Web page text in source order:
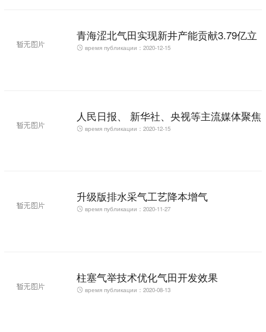
青海涩北气田实现新井产能贡献3.79亿立
方米
время публикации：2020-12-15
人民日报、 新华社、央视等主流媒体聚焦
报道西南油气田公司建成300亿战略大气
время публикации：2020-12-15
升级版排水采气工艺降本增气
время публикации：2020-11-27
柱塞气举技术优化气田开发效果
время публикации：2020-08-13